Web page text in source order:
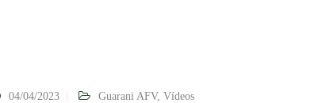
04/04/2023 Guarani AFV, Vídeos